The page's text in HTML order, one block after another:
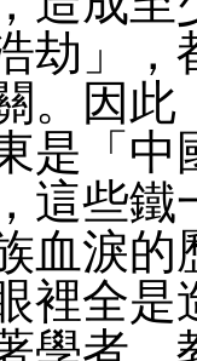
劫」，
。因此
是「中
這些鐵
血淚的
裡全是